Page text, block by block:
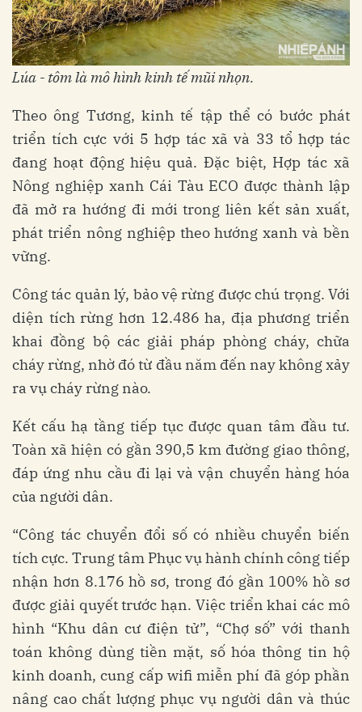
Lúa - tôm là mô hình kinh tế mũi nhọn.
Theo ông Tương, kinh tế tập thể có bước phát
triển tích cực với 5 hợp tác xã và 33 tổ hợp tác
đang hoạt động hiệu quả. Đặc biệt, Hợp tác xã
Nông nghiệp xanh Cái Tàu ECO được thành lập
đã mở ra hướng đi mới trong liên kết sản xuất,
phát triển nông nghiệp theo hướng xanh và bền
vững.
Công tác quản lý, bảo vệ rừng được chú trọng. Với
diện tích rừng hơn 12.486 ha, địa phương triển
khai đồng bộ các giải pháp phòng cháy, chữa
cháy rừng, nhờ đó từ đầu năm đến nay không xảy
ra vụ cháy rừng nào.
Kết cấu hạ tầng tiếp tục được quan tâm đầu tư.
Toàn xã hiện có gần 390,5 km đường giao thông,
đáp ứng nhu cầu đi lại và vận chuyển hàng hóa
của người dân.
“Công tác chuyển đổi số có nhiều chuyển biến
tích cực. Trung tâm Phục vụ hành chính công tiếp
nhận hơn 8.176 hồ sơ, trong đó gần 100% hồ sơ
được giải quyết trước hạn. Việc triển khai các mô
hình “Khu dân cư điện tử”, “Chợ số” với thanh
toán không dùng tiền mặt, số hóa thông tin hộ
kinh doanh, cung cấp wifi miễn phí đã góp phần
nâng cao chất lượng phục vụ người dân và thúc